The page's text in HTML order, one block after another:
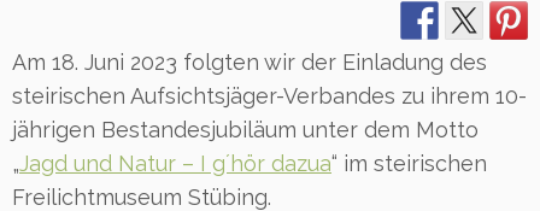
Am 18. Juni 2023 folgten wir der Einladung des
steirischen Aufsichtsjäger-Verbandes zu ihrem 10-
jährigen Bestandesjubiläum unter dem Motto
„Jagd und Natur – I g´hör dazua“ im steirischen
Freilichtmuseum Stübing.